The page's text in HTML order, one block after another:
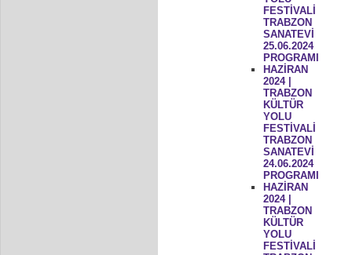
FESTİVALİ
TRABZON
SANATEVİ
25.06.2024
PROGRAMI
HAZİRAN
2024 |
TRABZON
KÜLTÜR
YOLU
FESTİVALİ
TRABZON
SANATEVİ
24.06.2024
PROGRAMI
HAZİRAN
2024 |
TRABZON
KÜLTÜR
YOLU
FESTİVALİ